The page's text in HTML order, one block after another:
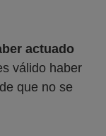
actuado
válido haber
que no se